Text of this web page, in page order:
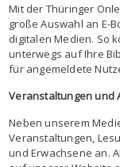
Mit der Thüringer
große Auswahl an E-
digitalen Medien. So
unterwegs auf Ihre
für angemeldete
Veranstaltungen und
Neben unserem
Veranstaltungen,
und Erwachsene an.